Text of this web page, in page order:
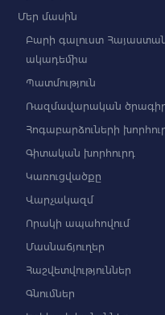
Մեր մասին
Բարի գալուստ
ակադեմիա
Պատմություն
Ռազմավարական ծրագիր
Հոգաբարձուների
Գիտական խորհուրդ
Կառուցվածքը
Վարչակազմ
Որակի ապահովում
Մասնաճյուղեր
Հաշվետվություններ
Գնումներ